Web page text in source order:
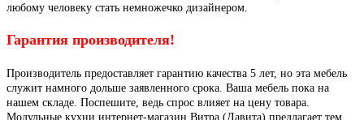
любому человеку стать немножечко дизайнером.
Гарантия производителя!
Производитель предоставляет гарантию качества 5 лет, но эта мебель
служит намного дольше заявленного срока. Ваша мебель пока на
нашем складе. Поспешите, ведь спрос влияет на цену товара.
Модульные кухни интернет-магазин Витра (Давита) предлагает тем,